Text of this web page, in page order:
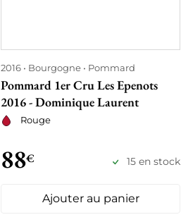
2016 Bourgogne Pommard
Pommard 1er Cru Les Epenots
2016 - Dominique Laurent
Rouge
88€ 15 en stock
Ajouter au panier